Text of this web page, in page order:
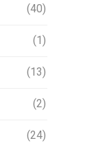
(40)
(1)
(13)
(2)
(24)